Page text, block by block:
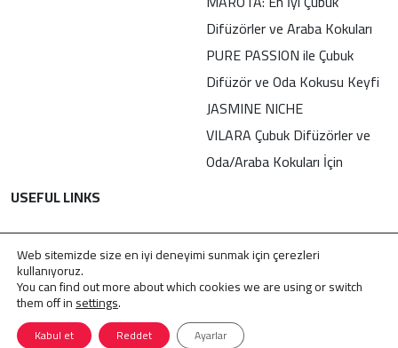
Difüzörler ve Araba Kokuları
PURE PASSION ile Çubuk
Difüzör ve Oda Kokusu Keyfi
JASMINE NICHE
VILARA Çubuk Difüzörler ve
Oda/Araba Kokuları İçin
USEFUL LINKS
İletişim
Gizlilik Politikası
KVKK
Web sitemizde size en iyi deneyimi sunmak için çerezleri
kullanıyoruz.
You can find out more about which cookies we are using or switch
them off insettings.
Kabul et Reddet Ayarlar